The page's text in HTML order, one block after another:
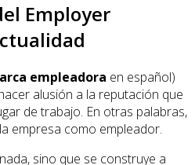
Employer
empleadora en español)
alusión a la reputación que
de trabajo. En otras palabras,
empresa como empleador.
sino que se construye a